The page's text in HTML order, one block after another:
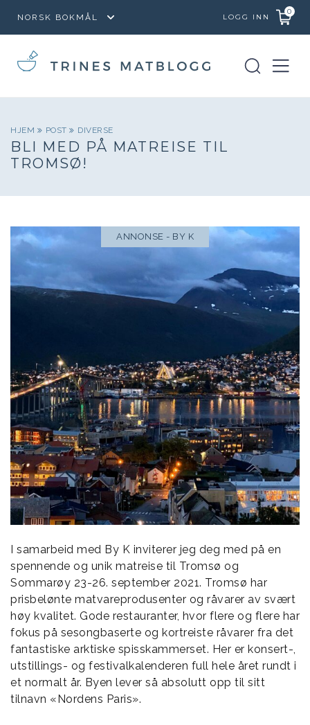
LOGG INN
0
HJEM POST DIVERSE
BLI MED PÅ MATREISE TIL
TROMSØ!
ANNONSE - BY K
I samarbeid med By K inviterer jeg deg med på en
spennende og unik matreise til Tromsø og
Sommarøy 23-26. september 2021. Tromsø har
prisbelønte matvareprodusenter og råvarer av svært
høy kvalitet. Gode restauranter, hvor flere og flere har
fokus på sesongbaserte og kortreiste råvarer fra det
fantastiske arktiske spisskammerset. Her er konsert-,
utstillings- og festivalkalenderen full hele året rundt i
et normalt år. Byen lever så absolutt opp til sitt
tilnavn «Nordens Paris».